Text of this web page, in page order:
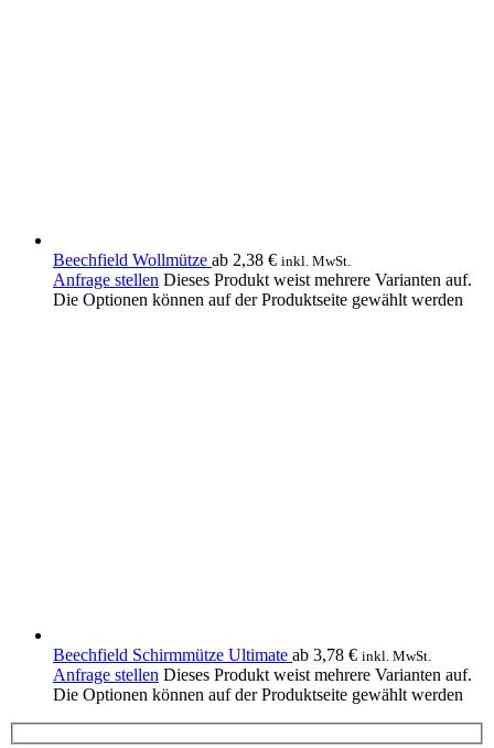
Beechfield Wollmütze ab 2,38 € inkl. MwSt.
Anfrage stellen Dieses Produkt weist mehrere Varianten auf.
Die Optionen können auf der Produktseite gewählt werden
Beechfield Schirmmütze Ultimate ab 3,78 € inkl. MwSt.
Anfrage stellen Dieses Produkt weist mehrere Varianten auf.
Die Optionen können auf der Produktseite gewählt werden